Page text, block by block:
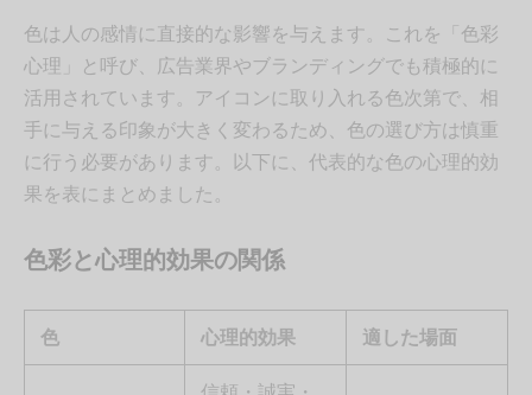
色は人の感情に直接的な影響を与えます。これを「色彩
心理」と呼び、広告業界やブランディングでも積極的に
活用されています。アイコンに取り入れる色次第で、相
手に与える印象が大きく変わるため、色の選び方は慎重
に行う必要があります。以下に、代表的な色の心理的効
果を表にまとめました。
色彩と心理的効果の関係
色 心理的効果 適した場面